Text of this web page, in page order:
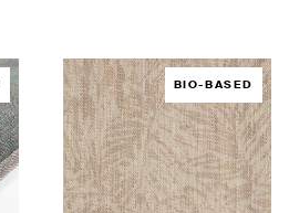
BIO-BASED